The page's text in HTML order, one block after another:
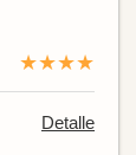
★★★★
Detalle